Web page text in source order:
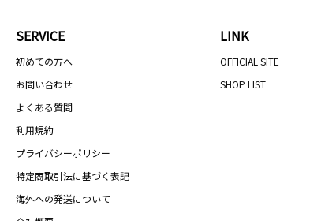
SERVICE
初めての方へ
お問い合わせ
よくある質問
利用規約
プライバシーポリシー
特定商取引法に基づく表記
海外への発送について
LINK
OFFICIAL SITE
SHOP LIST